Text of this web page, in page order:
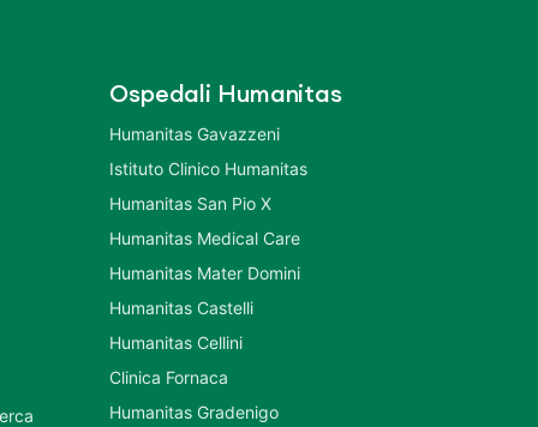
Ospedali Humanitas
Humanitas Gavazzeni
Istituto Clinico Humanitas
Humanitas San Pio X
Humanitas Medical Care
Humanitas Mater Domini
Humanitas Castelli
Humanitas Cellini
Clinica Fornaca
Humanitas Gradenigo